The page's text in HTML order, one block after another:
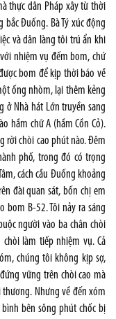
thực dân Pháp xây từ thời
Đuống. Bà Tý xúc động
và dân làng tôi trú ẩn khi
nhiệm vụ đếm bom, chứ
bom để kịp thời báo về
ống nhòm, lại thêm kẻng
ở Nhà hát Lớn truyền sang
hầm chữ A (hầm Cồn Cỏ).
rời chòi cao phút nào. Đêm
phố, trong đó có trọng
cách cầu Đuống khoảng
đài quan sát, bốn chị em
bom B-52. Tôi nảy ra sáng
người vào ba chân chòi
làm tiếp nhiệm vụ. Cả
chúng tôi không kịp sợ,
vững trên chòi cao mà
Nhưng về đến xóm
bên sông phút chốc bị